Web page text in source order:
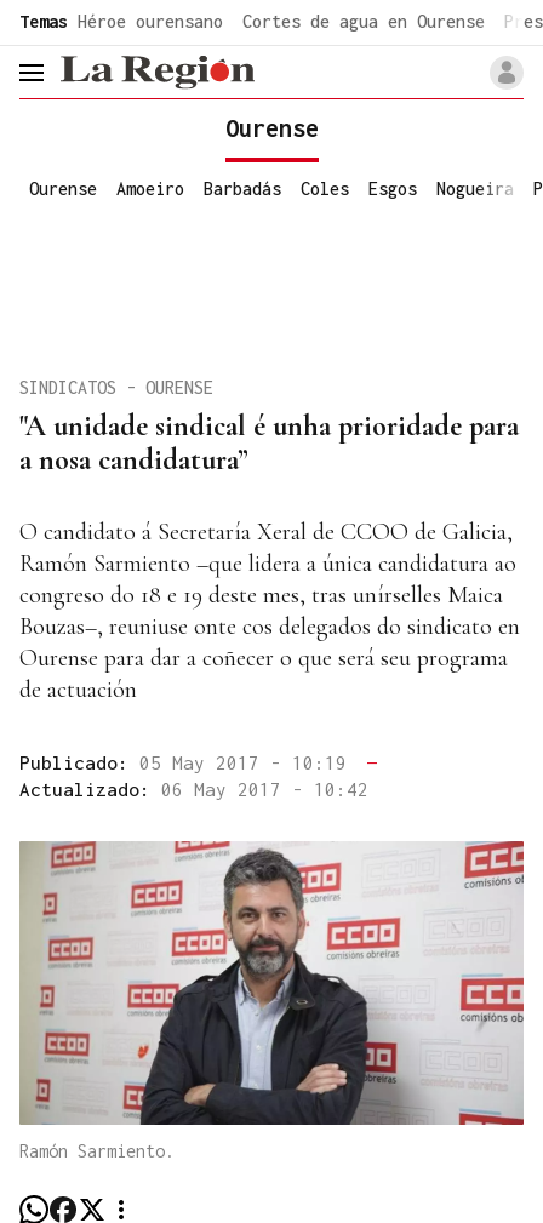
common.go-to-content
Temas Héroe ourensano Cortes de agua en Ourense
header.menu.open
Ourense
Ourense Amoeiro Barbadás Coles Esgos Nogueira
"A unidade sindical é unha prioridade para
a nosa candidatura”
SINDICATOS - OURENSE
O candidato á Secretaría Xeral de CCOO de Galicia,
Ramón Sarmiento –que lidera a única candidatura ao
congreso do 18 e 19 deste mes, tras unírselles Maica
Bouzas–, reuniuse onte cos delegados do sindicato en
Ourense para dar a coñecer o que será seu programa
de actuación
Publicado: 05 May 2017 - 10:19
—
Actualizado: 06 May 2017 - 10:42
Ramón Sarmiento.